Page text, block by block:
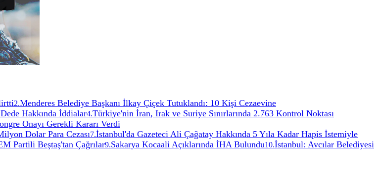
2.Menderes Belediye Başkanı İlkay Çiçek Tutuklandı: 10 Kişi Cezaevine
Hakkında İddialar4.Türkiye'nin İran, Irak ve Suriye Sınırlarında 2.763 Kontrol Noktası
Onayı Gerekli Kararı Verdi
Dolar Para Cezası7.İstanbul'da Gazeteci Ali Çağatay Hakkında 5 Yıla Kadar Hapis İstemiyle
Partili Beştaş'tan Çağrılar9.Sakarya Kocaali Açıklarında İHA Bulundu10.İstanbul: Avcılar Belediyesi